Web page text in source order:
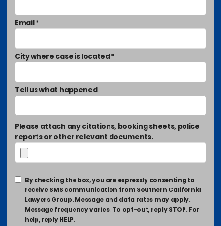
Email *
City where case is located *
Tell us what happened
Please attach any citations, booking sheets, police
reports or other relevant documents.
By checking the box, you are expressly consenting to
receive SMS communication from Southern California
Lawyers Group. Message and data rates may apply.
Message frequency varies. To opt-out, reply STOP. For
help, reply HELP.